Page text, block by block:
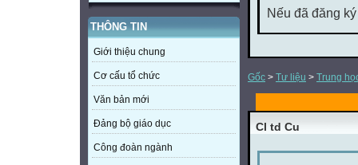
THÔNG TIN
Giới thiệu chung
Cơ cấu tổ chức
Văn bản mới
Đảng bộ giáo dục
Công đoàn ngành
Nếu đã đăng
Gốc > Tư liệu > Trung
Cl td Cu